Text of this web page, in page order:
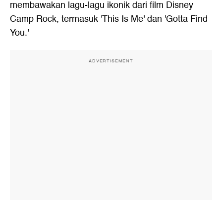
membawakan lagu-lagu ikonik dari film Disney
Camp Rock, termasuk 'This Is Me' dan 'Gotta Find
You.'
ADVERTISEMENT